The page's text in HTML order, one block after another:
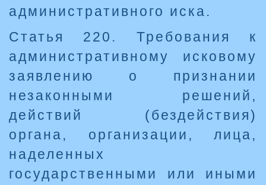
административного иска.
Статья 220. Требования к
административному исковому
заявлению о признании
незаконными решений,
действий (бездействия)
органа, организации, лица,
наделенных
государственными или иными